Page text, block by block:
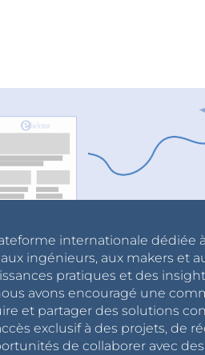
internationale dédiée
ingénieurs, aux makers et
pratiques et des
avons encouragé une
et partager des solutions
exclusif à des projets, de
de collaborer avec